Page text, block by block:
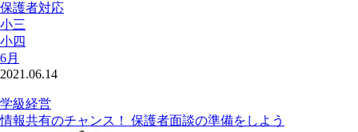
保護者対応
小三
小四
6月
2021.06.14
学級経営
情報共有のチャンス！ 保護者面談の準備をしよう